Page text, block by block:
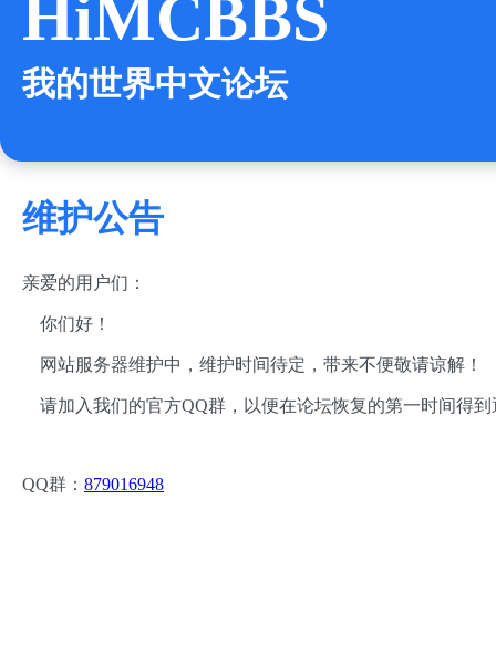
HiMCBBS
我的世界中文论坛
维护公告
亲爱的用户们：
你们好！
网站服务器维护中，维护时间待定，带来不便敬请谅解！
请加入我们的官方QQ群，以便在论坛恢复的第一时间得到
QQ群： 879016948